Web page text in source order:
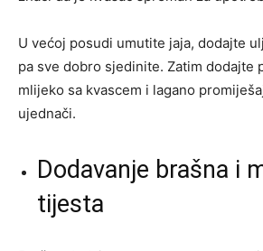
U većoj posudi umutite jaja, dodajte
pa sve dobro sjedinite. Zatim dodajte
mlijeko sa kvascem i lagano
ujednači.
Dodavanje brašna i
tijesta